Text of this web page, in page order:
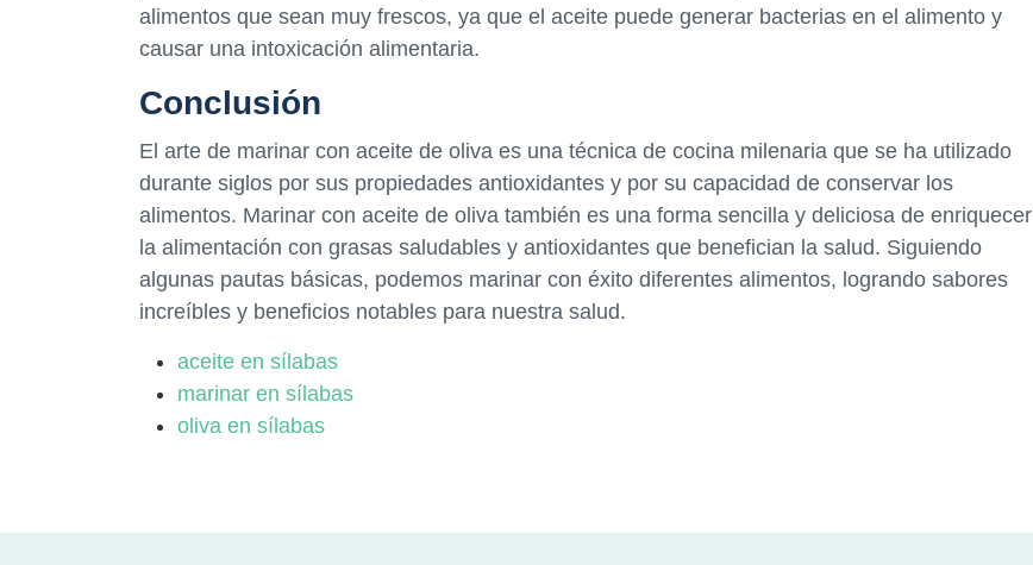
alimentos que sean muy frescos, ya que el aceite puede generar bacterias en el alimento y
causar una intoxicación alimentaria.
Conclusión
El arte de marinar con aceite de oliva es una técnica de cocina milenaria que se ha utilizado
durante siglos por sus propiedades antioxidantes y por su capacidad de conservar los
alimentos. Marinar con aceite de oliva también es una forma sencilla y deliciosa de enriquecer
la alimentación con grasas saludables y antioxidantes que benefician la salud. Siguiendo
algunas pautas básicas, podemos marinar con éxito diferentes alimentos, logrando sabores
increíbles y beneficios notables para nuestra salud.
aceite en sílabas
marinar en sílabas
oliva en sílabas